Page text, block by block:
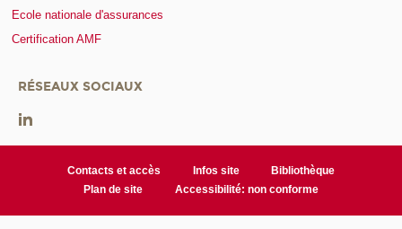
Ecole nationale d'assurances
Certification AMF
RÉSEAUX SOCIAUX
Contacts et accès Infos site
Bibliothèque
Plan de site
Accessibilité: non conforme